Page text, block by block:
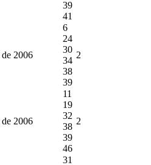
39
41
2006
6
24
30
34
38
39
2
2006
11
19
32
38
39
46
2
31